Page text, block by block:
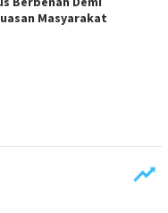
Masyarakat